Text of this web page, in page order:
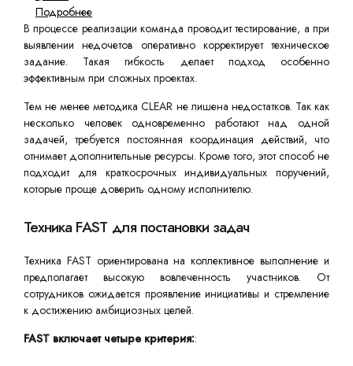
Подробнее
В процессе реализации команда проводит тестирование, а при
выявлении недочетов оперативно корректирует техническое
задание. Такая гибкость делает подход особенно
эффективным при сложных проектах.
Тем не менее методика CLEAR не лишена недостатков. Так как
несколько человек одновременно работают над одной
задачей, требуется постоянная координация действий, что
отнимает дополнительные ресурсы. Кроме того, этот способ не
подходит для краткосрочных индивидуальных поручений,
которые проще доверить одному исполнителю.
Техника FAST для постановки задач
Техника FAST ориентирована на коллективное выполнение и
предполагает высокую вовлеченность участников. От
сотрудников ожидается проявление инициативы и стремление
к достижению амбициозных целей.
FAST включает четыре критерия::